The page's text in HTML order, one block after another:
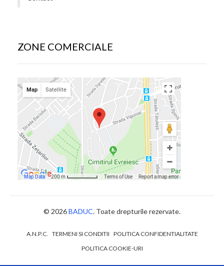
ZONE COMERCIALE
© 2026BADUC. Toate drepturile rezervate.
A.N.P.C. TERMENI SI CONDITII POLITICA CONFIDENTIALITATE
POLITICA COOKIE-URI